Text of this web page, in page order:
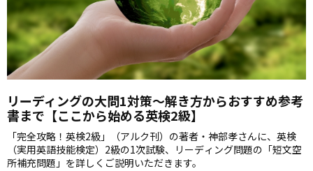
リーディングの大問1対策～解き方からおすすめ参考
書まで【ここから始める英検2級】
「完全攻略！英検2級」（アルク刊）の著者・神部孝さんに、英検
（実用英語技能検定）2級の1次試験、リーディング問題の「短文空
所補充問題」を詳しくご説明いただきます。